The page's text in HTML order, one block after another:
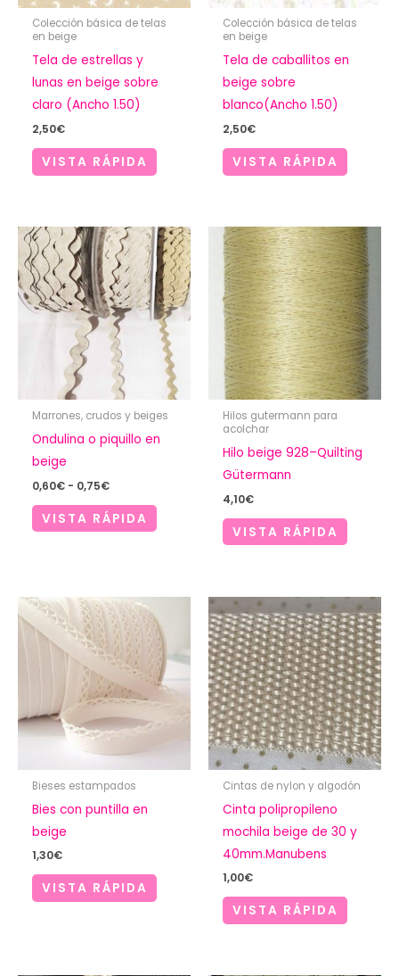
Colección básica de telas
en beige
Tela de estrellas y
lunas en beige sobre
claro (Ancho 1.50)
2,50€
VISTA RÁPIDA
Colección básica de telas
en beige
Tela de caballitos en
beige sobre
blanco(Ancho 1.50)
2,50€
VISTA RÁPIDA
Marrones, crudos y beiges
Ondulina o piquillo en
beige
0,60€ - 0,75€Rango
precios:
desde
VISTA RÁPIDA
Hilos gutermann para
acolchar
Hilo beige 928–Quilting
Gütermann
4,10€
VISTA RÁPIDA
Bieses estampados
Bies con puntilla en
beige
1,30€
VISTA RÁPIDA
Cintas de nylon y algodón
Cinta polipropileno
mochila beige de 30 y
40mm.Manubens
1,00€
VISTA RÁPIDA